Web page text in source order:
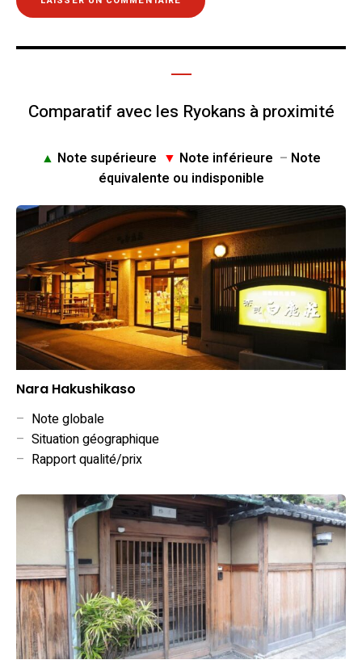
Comparatif avec les Ryokans à proximité
▲ Note supérieure ▼ Note inférieure – Note
équivalente ou indisponible
Nara Hakushikaso
– Note globale
– Situation géographique
– Rapport qualité/prix